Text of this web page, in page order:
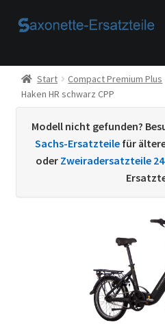
Zur
Zum
Start
AGB
Beispiel-Seite
Datenschutzerklärung von
Start Compact Premium Plus
Haken HR schwarz CPP
Modell nicht gefunden?
Sachs-Ersatzteilefür ältere
oder Zweiradersatzteile 24